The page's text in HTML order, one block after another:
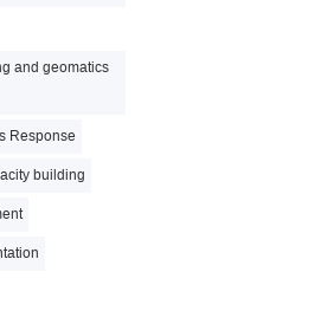
and geomatics
Response
building